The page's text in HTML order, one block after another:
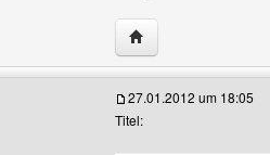
Website dieses
27.01.2012 um 18:05
Titel: